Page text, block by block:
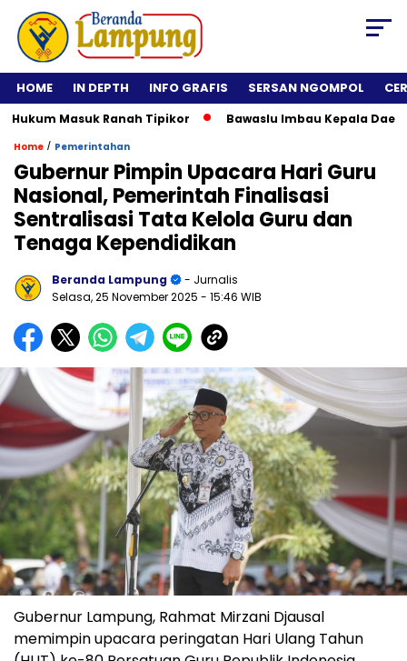
HOME IN DEPTH INFO GRAFIS SERSAN NGOMPOL
Masuk Ranah Tipikor Bawaslu Imbau Kepala Daerah
Home / Pemerintahan
Gubernur Pimpin Upacara Hari Guru
Nasional, Pemerintah Finalisasi
Sentralisasi Tata Kelola Guru dan
Tenaga Kependidikan
Beranda Lampung
- Jurnalis
Selasa, 25 November 2025 - 15:46 WIB
Gubernur Lampung, Rahmat Mirzani Djausal
memimpin upacara peringatan Hari Ulang Tahun